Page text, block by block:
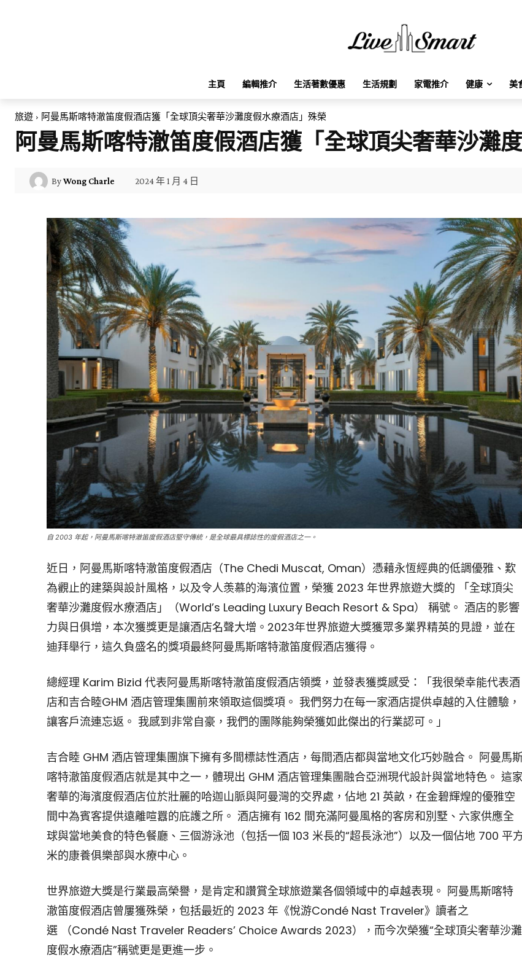
主頁 編輯推介 生活著數優惠 生活規劃 家電推介 健康 美
旅遊 阿曼馬斯喀特澈笛度假酒店獲「全球頂尖奢華沙灘度假水療酒店」殊榮
阿曼馬斯喀特澈笛度假酒店獲「全球頂尖奢華沙灘
ByWong Charle 2024 年 1 月 4 日
自 2003 年起，阿曼馬斯喀特澈笛度假酒店堅守傳統，是全球最具標誌性的度假酒店之一。
近日，阿曼馬斯喀特澈笛度假酒店（The Chedi Muscat, Oman）憑藉永恆經典的低調優雅、歎
為觀止的建築與設計風格，以及令人羡慕的海濱位置，榮獲 2023 年世界旅遊大獎的 「全球頂尖
奢華沙灘度假水療酒店」（World’s Leading Luxury Beach Resort & Spa） 稱號。 酒店的影響
力與日俱增，本次獲獎更是讓酒店名聲大增。2023年世界旅遊大獎獲眾多業界精英的見證，並在
迪拜舉行，這久負盛名的獎項最終阿曼馬斯喀特澈笛度假酒店獲得。
總經理 Karim Bizid 代表阿曼馬斯喀特澈笛度假酒店領獎，並發表獲獎感受：「我很榮幸能代表酒
店和吉合睦GHM 酒店管理集團前來領取這個獎項。 我們努力在每一家酒店提供卓越的入住體驗，
讓客戶流連忘返。 我感到非常自豪，我們的團隊能夠榮獲如此傑出的行業認可。」
吉合睦 GHM 酒店管理集團旗下擁有多間標誌性酒店，每間酒店都與當地文化巧妙融合。 阿曼馬
喀特澈笛度假酒店就是其中之一，體現出 GHM 酒店管理集團融合亞洲現代設計與當地特色。 這
奢華的海濱度假酒店位於壯麗的哈迦山脈與阿曼灣的交界處，佔地 21 英畝，在金碧輝煌的優雅空
間中為賓客提供遠離喧囂的庇護之所。 酒店擁有 162 間充滿阿曼風格的客房和別墅、六家供應全
球與當地美食的特色餐廳、三個游泳池（包括一個 103 米長的“超長泳池”）以及一個佔地 700 平
米的康養俱樂部與水療中心。
世界旅遊大獎是行業最高榮譽，是肯定和讚賞全球旅遊業各個領域中的卓越表現。 阿曼馬斯喀特
澈笛度假酒店曾屢獲殊榮，包括最近的 2023 年《悅游Condé Nast Traveler》讀者之
選 （Condé Nast Traveler Readers’ Choice Awards 2023），而今次榮獲“全球頂尖奢華沙灘
度假水療酒店”稱號更是更進一步。